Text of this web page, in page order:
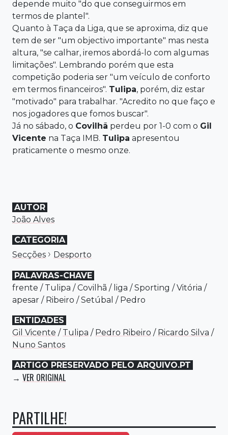
depende muito "do que conseguirmos em
termos de plantel".
Quanto à Taça da Liga, que se aproxima, diz que
tem de ser "um objectivo importante" mas nesta
altura, "se calhar, iremos abordá-lo com algumas
limitações". Lembrando porém que esta
competição poderia ser "um veículo de conforto
em termos financeiros". Tulipa, porém, diz estar
"motivado" para trabalhar. "Acredito no que faço e
nos jogadores que fomos buscar".
Já no sábado, o Covilhã perdeu por 1-0 com o Gil
Vicente na Taça IMB. Tulipa apresentou
praticamente o mesmo onze.
AUTOR
João Alves
CATEGORIA
Secções › Desporto
PALAVRAS-CHAVE
frente / Tulipa /Covilhã / liga /Sporting /Vitória /
apesar / Ribeiro /Setúbal / Pedro
ENTIDADES
Gil Vicente / Tulipa / Pedro Ribeiro / Ricardo Silva /
Nuno Santos
ARTIGO PRESERVADO PELO ARQUIVO.PT
→ VER ORIGINAL
PARTILHE!